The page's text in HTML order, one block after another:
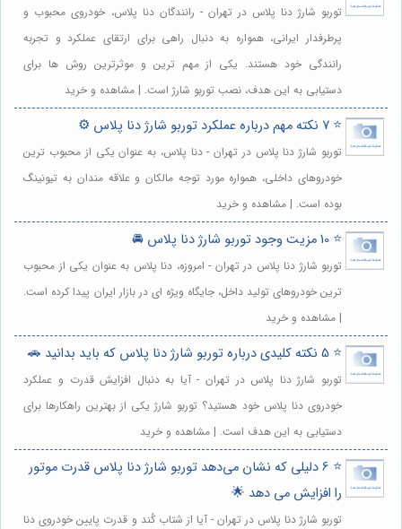
توربو شارژ دنا پلاس در تهران - رانندگان دنا پلاس، خودروی محبوب و
پرطرفدار ایرانی، همواره به دنبال راهی برای ارتقای عملکرد و تجربه
رانندگی خود هستند. یکی از مهم ترین و موثرترین روش ها برای
دستیابی به این هدف، نصب توربو شارژ است. | مشاهده و خرید
⭐️ 7 نکته مهم درباره عملکرد توربو شارژ دنا پلاس ⚙️
توربو شارژ دنا پلاس در تهران - دنا پلاس، به عنوان یکی از محبوب ترین
خودروهای داخلی، همواره مورد توجه مالکان و علاقه مندان به تیونینگ
بوده است. | مشاهده و خرید
⭐️ 10 مزیت وجود توربو شارژ دنا پلاس 🚘
توربو شارژ دنا پلاس در تهران - امروزه، دنا پلاس به عنوان یکی از محبوب
ترین خودروهای تولید داخل، جایگاه ویژه ای در بازار ایران پیدا کرده است.
| مشاهده و خرید
⭐️ 5 نکته کلیدی درباره توربو شارژ دنا پلاس که باید بدانید 🚗
توربو شارژ دنا پلاس در تهران - آیا به دنبال افزایش قدرت و عملکرد
خودروی دنا پلاس خود هستید؟ توربو شارژ یکی از بهترین راهکارها برای
دستیابی به این هدف است. | مشاهده و خرید
⭐️ 6 دلیلی که نشان می‌دهد توربو شارژ دنا پلاس قدرت موتور
را افزایش می دهد 🌟
توربو شارژ دنا پلاس در تهران - آیا از شتاب کُند و قدرت پایین خودروی دنا